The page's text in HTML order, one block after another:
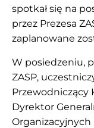
spotkał się na
przez Prezesa
zaplanowane
W posiedzeniu,
ZASP,
Przewodniczący
Dyrektor
Organizacyjnych